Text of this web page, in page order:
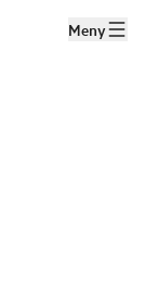
Meny